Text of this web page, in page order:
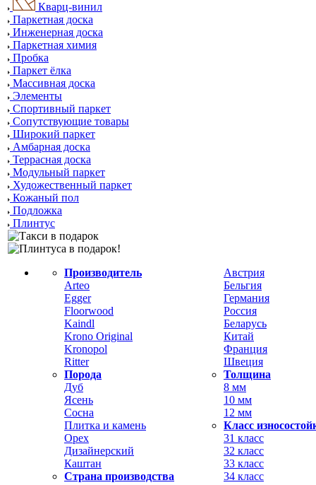
Кварц-винил
Паркетная доска
Инженерная доска
Паркетная химия
Пробка
Паркет ёлка
Массивная доска
Элементы
Спортивный паркет
Сопутствующие товары
Широкий паркет
Амбарная доска
Террасная доска
Модульный паркет
Художественный паркет
Кожаный пол
Подложка
Плинтус
Производитель
Arteo
Egger
Floorwood
Kaindl
Krono Original
Kronopol
Ritter
Порода
Дуб
Ясень
Сосна
Плитка и камень
Орех
Дизайнерский
Каштан
Страна производства
Австрия
Бельгия
Германия
Россия
Беларусь
Китай
Франция
Швеция
Толщина
8 мм
10 мм
12 мм
Класс
31 класс
32 класс
33 класс
34 класс